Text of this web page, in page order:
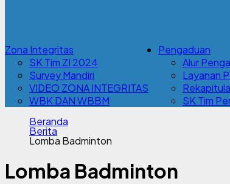
Zona Integritas
SK Tim ZI 2024
Survey Mandiri
VIDEO ZONA INTEGRITAS
WBK DAN WBBM
Pengaduan
Alur
Layanan
SK Tim
Beranda
Berita
Lomba Badminton
Lomba Badminton